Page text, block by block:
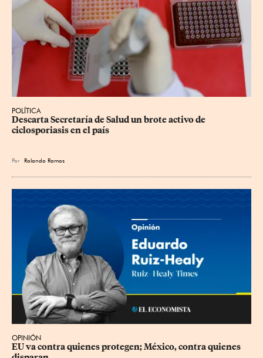
POLÍTICA
Descarta Secretaría de Salud un brote activo de
ciclosporiasis en el país
Por Rolando Ramos
OPINIÓN
EU va contra quienes protegen; México, contra quienes